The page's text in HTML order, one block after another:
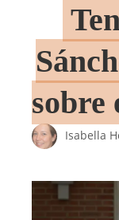
sobre
Isabella